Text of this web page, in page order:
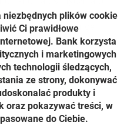
są na 4, 11 i 18
odpowiada Change
Bank-Millennium-
niezbędnych plików cookie
Ci prawidłowe
Bank korzysta
i marketingowych
technologii śledzących,
ze strony, dokonywać
produkty i
oraz pokazywać treści, w
do Ciebie.